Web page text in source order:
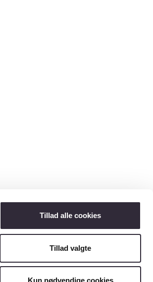
Tillad alle cookies
Tillad valgte
Kun nødvendige cookies